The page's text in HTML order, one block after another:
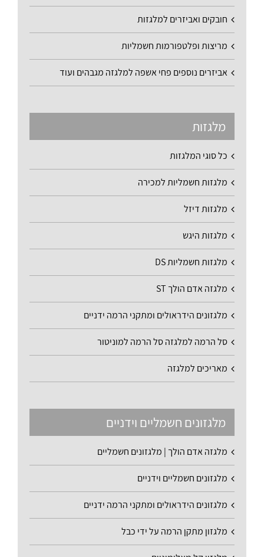
חובקים ואביזרים למלגזות
מריצות ופלטפורמות חשמליות
אביזרים נוספים פחי אשפה למלגזה מגבהים ועוד
מלגזות
כל סוגי המלגזות
מלגזות חשמליות למכירה
מלגזות דיזל
מלגזות היגש
מלגזות חשמליות DS
מלגזה אדם הולך ST
מלגזונים הידראולים ומתקני הרמה ידניים
סל הרמה למלגזה סל הרמה למוניטור
מאריכים למלגזה
מלגזונים חשמליים וידניים
מלגזה אדם הולך | מלגזונים חשמליים
מלגזונים חשמליים וידניים
מלגזונים הידראולים ומתקני הרמה ידניים
מלגזון מתקן הרמה על ידי כבל